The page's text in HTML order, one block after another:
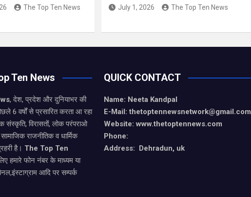
The Top Ten News July 1, 2026 The Top Ten News
Ten News
, देश, प्रदेश और दुनियाभर की
6 वर्षों से प्रसारित करता आ रहा
संस्कृति, विरासतों, लोक परंपराओ
राजनीतिक व धार्मिक
है। The Top Ten
हमारे फोन नंबर के माध्यम या
आदि पर सम्पर्क
QUICK CONTACT
Name: Neeta Kandpal
E-Mail: thetoptennewsnetwork@gmail.com
Website: www.thetoptennews.com
Phone:
Address: Dehradun, uk